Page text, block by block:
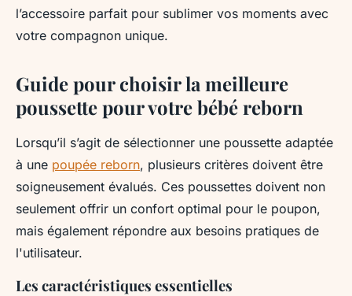
l’accessoire parfait pour sublimer vos moments avec
votre compagnon unique.
Guide pour choisir la meilleure
poussette pour votre bébé reborn
Lorsqu’il s’agit de sélectionner une poussette adaptée
à une poupée reborn, plusieurs critères doivent être
soigneusement évalués. Ces poussettes doivent non
seulement offrir un confort optimal pour le poupon,
mais également répondre aux besoins pratiques de
l'utilisateur.
Les caractéristiques essentielles